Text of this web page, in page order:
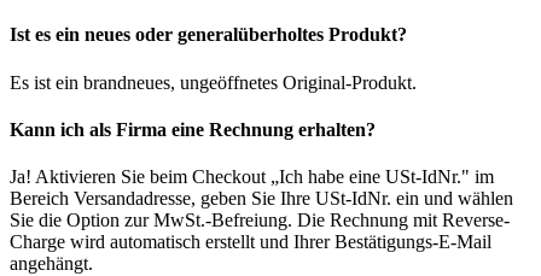
Ist es ein neues oder generalüberholtes Produkt?
Es ist ein brandneues, ungeöffnetes Original-Produkt.
Kann ich als Firma eine Rechnung erhalten?
Ja! Aktivieren Sie beim Checkout „Ich habe eine USt-IdNr." im
Bereich Versandadresse, geben Sie Ihre USt-IdNr. ein und wählen
Sie die Option zur MwSt.-Befreiung. Die Rechnung mit Reverse-
Charge wird automatisch erstellt und Ihrer Bestätigungs-E-Mail
angehängt.